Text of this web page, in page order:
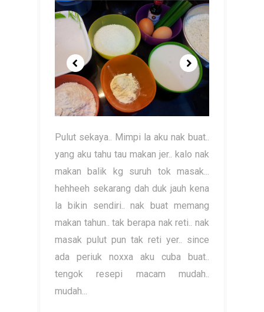
Pulut sekaya.. Mimpi la aku nak buat..
yang aku tahu tau makan jer.. kalo nak
makan balik kg suruh tok masak...
hehheeh sekarang dah duk jauh kena
la bikin sendiri.. nak buat memang
makan tahun.. tak berapa nak reti.. nak
masak pulut pun tak reti yer.. since
ada periuk noxxa aku cuba buat..
tengok resepi macam mudah..
mudah...